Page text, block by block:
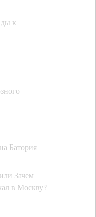
к
Батория
Зачем
в Москву?